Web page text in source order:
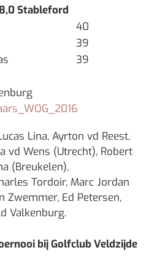
Stableford
40
39
39
Lina, Ayrton vd Reest,
vd Wens (Utrecht), Robert
(Breukelen),
Tordoir, Marc Jordan
Zwemmer, Ed Petersen,
Valkenburg.
bij Golfclub Veldzijde